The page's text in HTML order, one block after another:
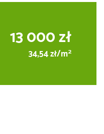
13 000 zł
34,54 zł/m2